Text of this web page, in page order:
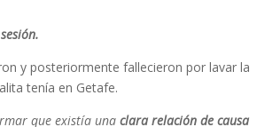
y posteriormente fallecieron por lavar la
tenía en Getafe.
que existía unaclara relación de causa